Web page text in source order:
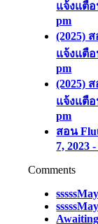
แจ้งแตื
pm
(2025)
แจ้งแตื
pm
(2025)
แจ้งแตื
pm
สอน
7, 2023
Comments
sssss
sssss